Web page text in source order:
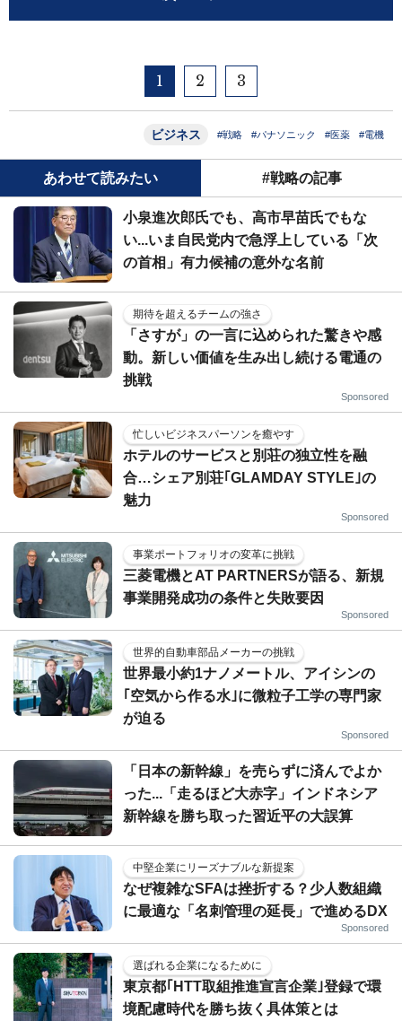
1 2 3
ビジネス #戦略 #パナソニック #医薬 #電機
あわせて読みたい #戦略の記事
小泉進次郎氏でも、高市早苗氏でもな
い...いま自民党内で急浮上している「次
の首相」有力候補の意外な名前
期待を超えるチームの強さ
「さすが」の一言に込められた驚きや感
動。新しい価値を生み出し続ける電通の
挑戦
Sponsored
忙しいビジネスパーソンを癒やす
ホテルのサービスと別荘の独立性を融
合…シェア別荘｢GLAMDAY STYLE｣の
魅力
Sponsored
事業ポートフォリオの変革に挑戦
三菱電機とAT PARTNERSが語る、新規
事業開発成功の条件と失敗要因
Sponsored
世界的自動車部品メーカーの挑戦
世界最小約1ナノメートル、アイシンの
｢空気から作る水｣に微粒子工学の専門家
が迫る
Sponsored
「日本の新幹線」を売らずに済んでよか
った...「走るほど大赤字」インドネシア
新幹線を勝ち取った習近平の大誤算
中堅企業にリーズナブルな新提案
なぜ複雑なSFAは挫折する？少人数組織
に最適な「名刺管理の延長」で進めるDX
Sponsored
選ばれる企業になるために
東京都｢HTT取組推進宣言企業｣登録で環
境配慮時代を勝ち抜く具体策とは